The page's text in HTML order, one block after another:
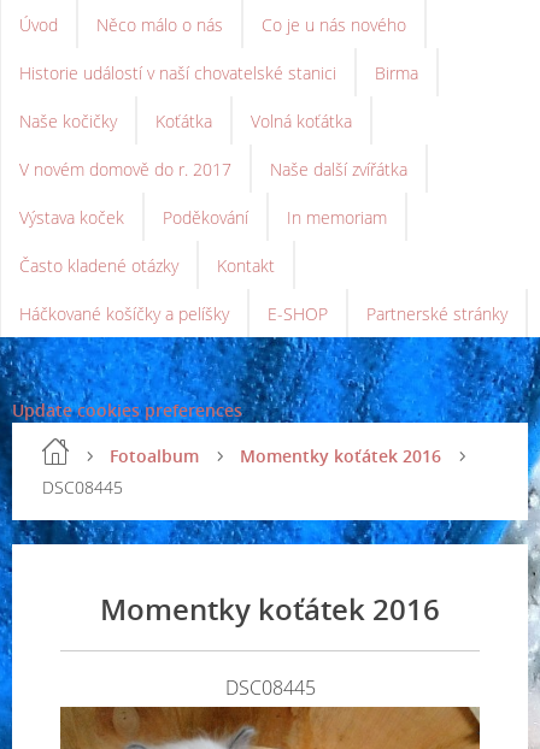
Úvod Něco málo o nás Co je u nás nového
Historie událostí v naší chovatelské stanici Birma
Naše kočičky Koťátka Volná koťátka
V novém domově do r. 2017 Naše další zvířátka
Výstava koček Poděkování In memoriam
Často kladené otázky Kontakt
Háčkované košíčky a pelíšky E-SHOP Partnerské stránky
Update cookies preferences
Fotoalbum
Momentky koťátek 2016
DSC08445
Momentky koťátek 2016
DSC08445